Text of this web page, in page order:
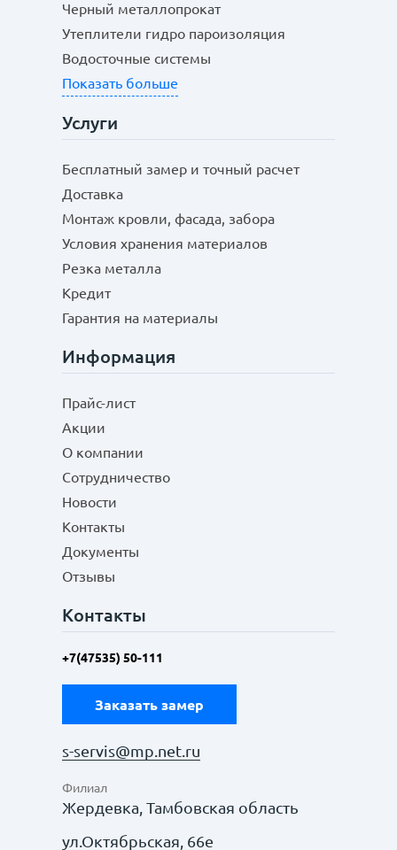
Черный металлопрокат
Утеплители гидро пароизоляция
Водосточные системы
Показать больше
Услуги
Бесплатный замер и точный расчет
Доставка
Монтаж кровли, фасада, забора
Условия хранения материалов
Резка металла
Кредит
Гарантия на материалы
Информация
Прайс-лист
Акции
О компании
Сотрудничество
Новости
Контакты
Документы
Отзывы
Контакты
+7(47535) 50-111
Заказать замер
s-servis@mp.net.ru
Филиал
Жердевка, Тамбовская область
ул.Октябрьская, 66е